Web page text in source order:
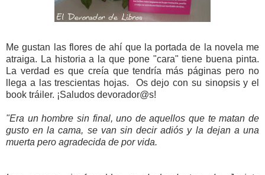
Me gustan las flores de ahí que la portada de la novela me
atraiga. La historia a la que pone "cara" tiene buena pinta.
La verdad es que creía que tendría más páginas pero no
llega a las trescientas hojas. Os dejo con su sinopsis y el
book tráiler. ¡Saludos devorador@s!
"Era un hombre sin final, uno de aquellos que te matan de
gusto en la cama, se van sin decir adiós y la dejan a una
muerta pero agradecida de por vida.